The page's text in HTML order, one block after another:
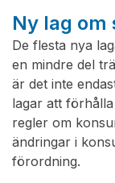
Ny lag om
De flesta nya
en mindre del
är det inte
lagar att
regler om
ändringar i
förordning.